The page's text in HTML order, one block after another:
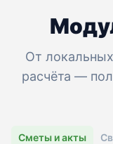
От
расчёта —
Сметы и акты